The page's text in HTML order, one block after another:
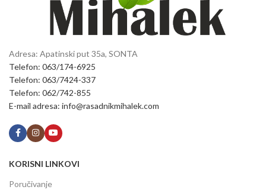
Adresa: Apatinski put 35a, SONTA
Telefon: 063/174-6925
Telefon: 063/7424-337
Telefon: 062/742-855
E-mail adresa: info@rasadnikmihalek.com
KORISNI LINKOVI
Poručivanje